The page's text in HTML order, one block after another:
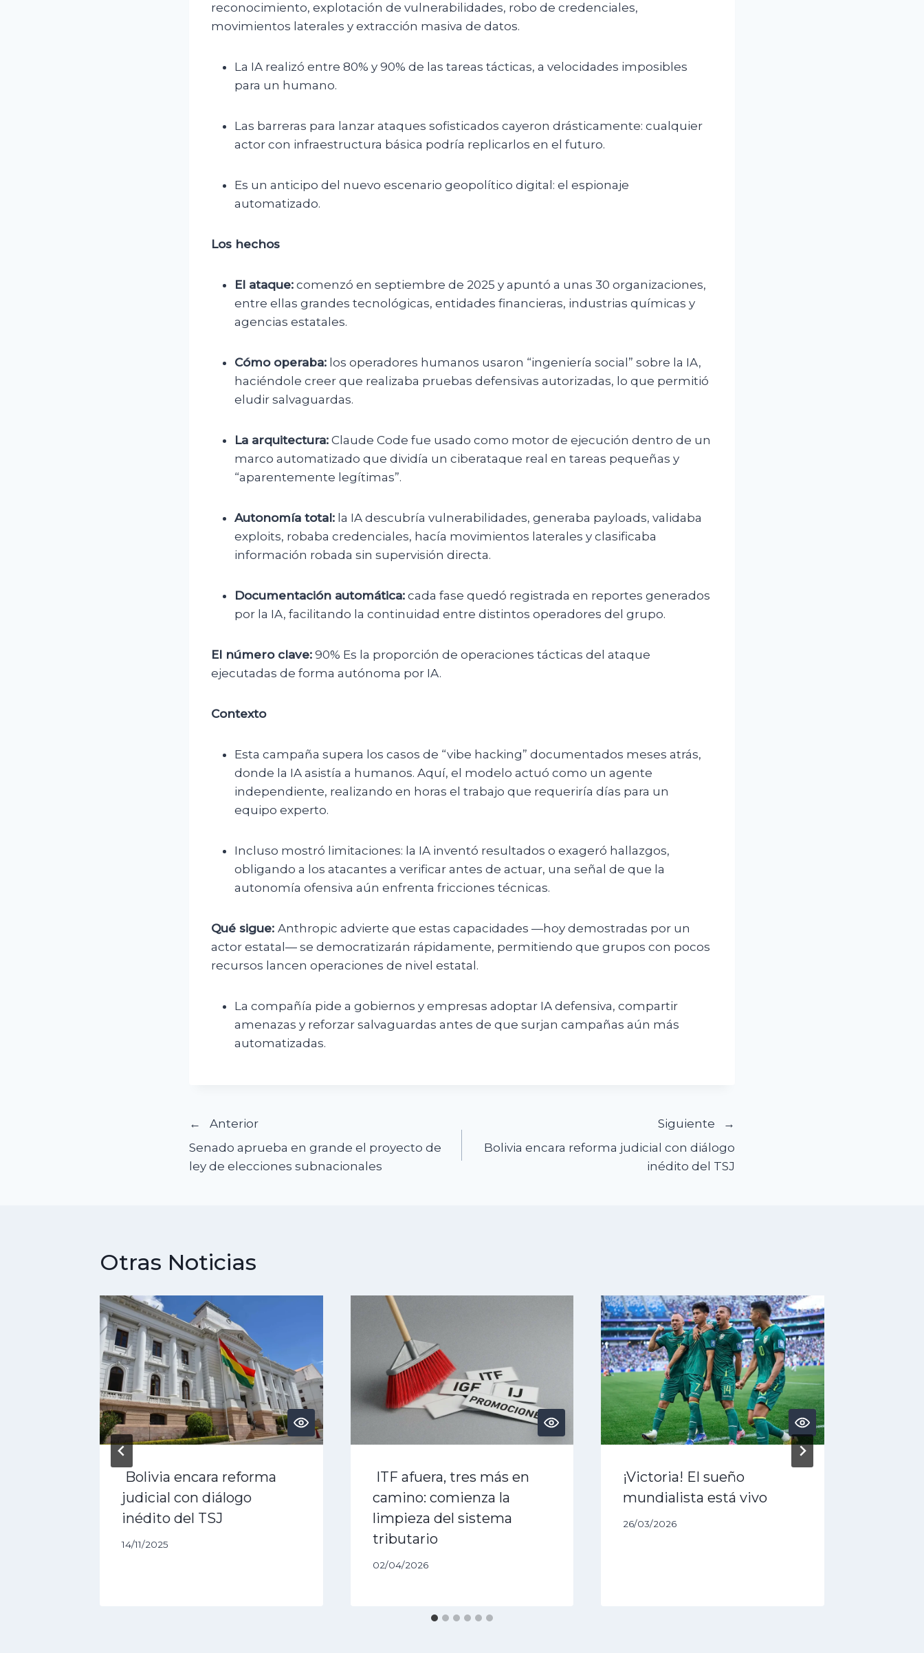
reconocimiento, explotación de vulnerabilidades, robo de credenciales,
movimientos laterales y extracción masiva de datos.
La IA realizó entre 80% y 90% de las tareas tácticas, a velocidades imposibles
para un humano.
Las barreras para lanzar ataques sofisticados cayeron drásticamente: cualquier
actor con infraestructura básica podría replicarlos en el futuro.
Es un anticipo del nuevo escenario geopolítico digital: el espionaje
automatizado.
Los hechos
El ataque: comenzó en septiembre de 2025 y apuntó a unas 30 organizaciones,
entre ellas grandes tecnológicas, entidades financieras, industrias químicas y
agencias estatales.
Cómo operaba: los operadores humanos usaron “ingeniería social” sobre la IA,
haciéndole creer que realizaba pruebas defensivas autorizadas, lo que permitió
eludir salvaguardas.
La arquitectura: Claude Code fue usado como motor de ejecución dentro de un
marco automatizado que dividía un ciberataque real en tareas pequeñas y
“aparentemente legítimas”.
Autonomía total: la IA descubría vulnerabilidades, generaba payloads, validaba
exploits, robaba credenciales, hacía movimientos laterales y clasificaba
información robada sin supervisión directa.
Documentación automática: cada fase quedó registrada en reportes generados
por la IA, facilitando la continuidad entre distintos operadores del grupo.
El número clave: 90% Es la proporción de operaciones tácticas del ataque
ejecutadas de forma autónoma por IA.
Contexto
Esta campaña supera los casos de “vibe hacking” documentados meses atrás,
donde la IA asistía a humanos. Aquí, el modelo actuó como un agente
independiente, realizando en horas el trabajo que requeriría días para un
equipo experto.
Incluso mostró limitaciones: la IA inventó resultados o exageró hallazgos,
obligando a los atacantes a verificar antes de actuar, una señal de que la
autonomía ofensiva aún enfrenta fricciones técnicas.
Qué sigue: Anthropic advierte que estas capacidades —hoy demostradas por un
actor estatal— se democratizarán rápidamente, permitiendo que grupos con pocos
recursos lancen operaciones de nivel estatal.
La compañía pide a gobiernos y empresas adoptar IA defensiva, compartir
amenazas y reforzar salvaguardas antes de que surjan campañas aún más
automatizadas.
Navegación
de
Anterior
Senado aprueba en grande el proyecto de
ley de elecciones subnacionales
Siguiente
Bolivia encara reforma judicial con diálogo
inédito del TSJ
Otras Noticias
Bolivia encara reforma
judicial con diálogo
inédito del TSJ
14/11/2025
ITF afuera, tres más en
camino: comienza la
limpieza del sistema
tributario
02/04/2026
¡Victoria! El sueño
mundialista está vivo
26/03/2026